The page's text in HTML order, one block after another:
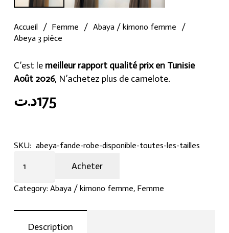
Accueil / Femme / Abaya / kimono femme
/
Abeya 3 piéce
C’est le meilleur rapport qualité prix en Tunisie
Août 2026, N’achetez plus de camelote.
175د.ت
SKU: abeya-fande-robe-disponible-toutes-les-tailles
piéce
quantity
Acheter
Category: Abaya / kimono femme, Femme
Description